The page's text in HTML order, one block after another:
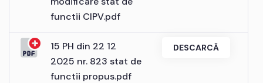
functii CIPV.pdf
15 PH din 22 12
2025 nr. 823 stat de
functii propus.pdf
DESCARCĂ